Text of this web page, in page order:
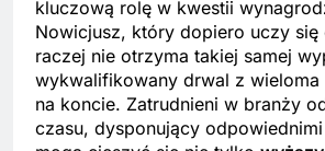
kluczową rolę w kwestii
Nowicjusz, który dopiero uczy się
raczej nie otrzyma takiej samej
wykwalifikowany drwal z wieloma
na koncie. Zatrudnieni w branży
czasu, dysponujący